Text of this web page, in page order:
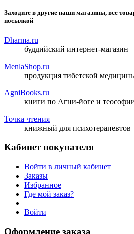
Заходите в другие наши магазины, все
посылкой
Dharma.ru
буддийский интернет-магазин
MenlaShop.ru
продукция тибетской
AgniBooks.ru
книги по Агни-йоге и
Точка чтения
книжный для психотерапевтов
Кабинет покупателя
Войти в личный кабинет
Заказы
Избранное
Где мой заказ?
Войти
Оформление заказа